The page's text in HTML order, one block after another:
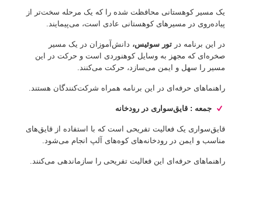
یک مسیر کوهستانی محافظت شده را که یک مرحله سخت‌تر از
پیاده‌روی در مسیرهای کوهستانی عادی است، می‌پیمایند.
در این برنامه درتور سوئیس، دانش‌آموزان در یک مسیر
صخره‌ای که مجهز به وسایل کوهنوردی است و حرکت در این
مسیر را سهل و ایمن می‌سازد، حرکت می‌کنند.
راهنماهای حرفه‌ای در این برنامه همراه شرکت‌کنندگان هستند.
جمعه : قایق‌سواری در رودخانه
قایق‌سواری یک فعالیت تفریحی است که با استفاده از قایق‌های
مناسب و ایمن در رودخانه‌های کوه‌های آلپ انجام می‌شود.
راهنماهای حرفه‌ای این فعالیت تفریحی را سازماندهی می‌کنند.